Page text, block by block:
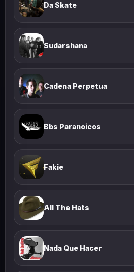
Da Skate
Sudarshana
Cadena Perpetua
Bbs Paranoicos
Fakie
All The Hats
Nada Que Hacer